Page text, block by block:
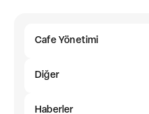
Cafe Yönetimi
Diğer
Haberler